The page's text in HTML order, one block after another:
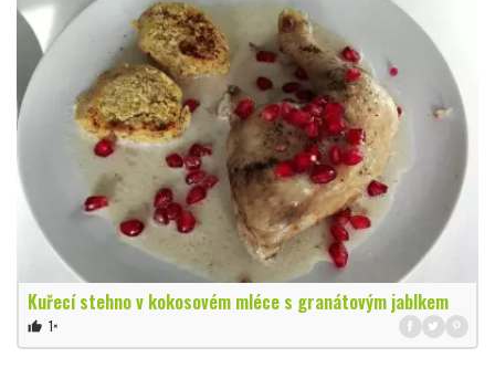
Kuřecí stehno v kokosovém mléce s granátovým jablkem
thumb_up 1×